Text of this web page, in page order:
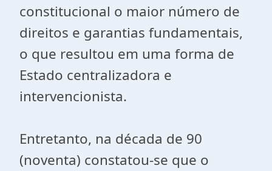
constitucional o maior número de
direitos e garantias fundamentais,
o que resultou em uma forma de
Estado centralizadora e
intervencionista.
Entretanto, na década de 90
(noventa) constatou-se que o